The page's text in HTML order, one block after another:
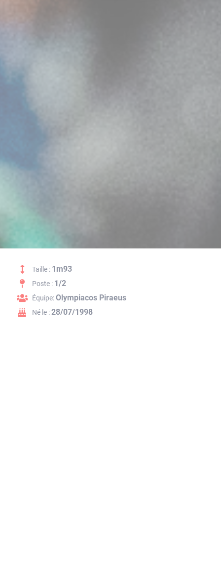
Taille : 1m93
Poste : 1/2
Équipe:Olympiacos Piraeus
Né le :28/07/1998